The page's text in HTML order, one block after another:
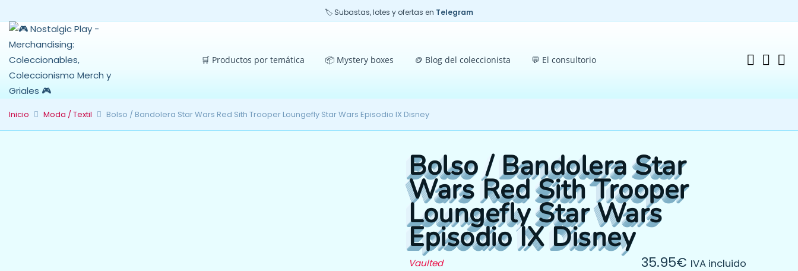
🏷️ Subastas, lotes y ofertas en Telegram
🛒 Productos por temática 📦 Mystery boxes 🪙 Blog del coleccionista 💬 El consultorio
Inicio Moda / Textil Bolso / Bandolera Star Wars Red Sith Trooper Loungefly Star Wars Episodio IX Disney
Bolso / Bandolera Star
Wars Red Sith Trooper
Loungefly Star Wars
Episodio IX Disney
Vaulted 35.95€ IVA incluido